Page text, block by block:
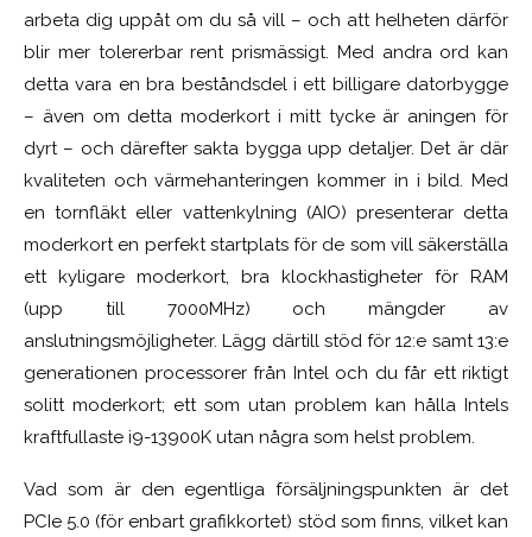
arbeta dig uppåt om du så vill – och att helheten därför
blir mer tolererbar rent prismässigt. Med andra ord kan
detta vara en bra beståndsdel i ett billigare datorbygge
– även om detta moderkort i mitt tycke är aningen för
dyrt – och därefter sakta bygga upp detaljer. Det är där
kvaliteten och värmehanteringen kommer in i bild. Med
en tornfläkt eller vattenkylning (AIO) presenterar detta
moderkort en perfekt startplats för de som vill säkerställa
ett kyligare moderkort, bra klockhastigheter för RAM
(upp till 7000MHz) och mängder av
anslutningsmöjligheter. Lägg därtill stöd för 12:e samt 13:e
generationen processorer från Intel och du får ett riktigt
solitt moderkort; ett som utan problem kan hålla Intels
kraftfullaste i9-13900K utan några som helst problem.
Vad som är den egentliga försäljningspunkten är det
PCIe 5.0 (för enbart grafikkortet) stöd som finns, vilket kan